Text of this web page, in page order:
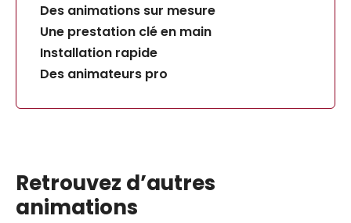
Des animations sur mesure
Une prestation clé en main
Installation rapide
Des animateurs pro
Retrouvez d’autres
animations